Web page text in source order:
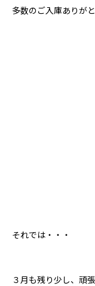
多数のご入庫ありが
それでは・・・
３月も残り少し、頑